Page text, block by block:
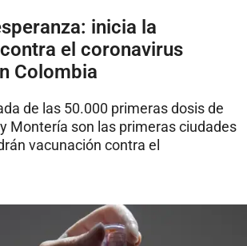
inicia la
el coronavirus
Colombia
de las 50.000 primeras dosis de
Montería son las primeras ciudades
vacunación contra el